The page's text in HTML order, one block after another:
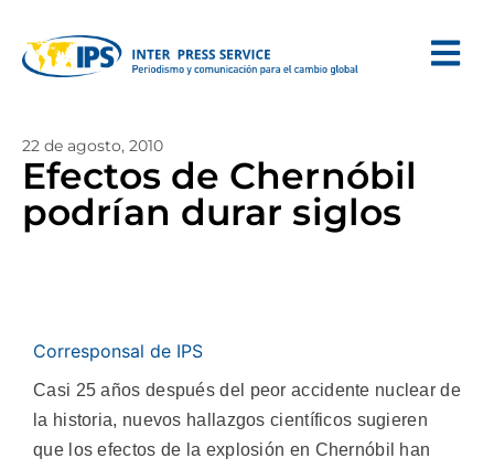
22 de agosto, 2010
Efectos de Chernóbil
podrían durar siglos
Corresponsal de IPS
Casi 25 años después del peor accidente nuclear de
la historia, nuevos hallazgos científicos sugieren
que los efectos de la explosión en Chernóbil han